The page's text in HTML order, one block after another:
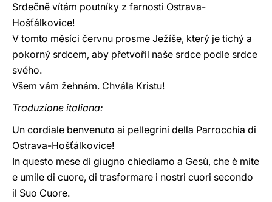
Srdečně vítám poutníky z farnosti Ostrava-
Hošťálkovice!
V tomto měsíci červnu prosme Ježíše, který je tichý a
pokorný srdcem, aby přetvořil naše srdce podle srdce
svého.
Všem vám žehnám. Chvála Kristu!
Traduzione italiana:
Un cordiale benvenuto ai pellegrini della Parrocchia di
Ostrava-Hošťálkovice!
In questo mese di giugno chiediamo a Gesù, che è mite
e umile di cuore, di trasformare i nostri cuori secondo
il Suo Cuore.